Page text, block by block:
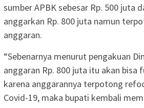
sumber APBK sebesar Rp. 500 juta
anggarkan Rp. 800 juta namun
anggaran.
“Sebenarnya menurut pengakuan
anggaran Rp. 800 juta itu akan bisa
karena anggarannya terpotong
Covid-19, maka bupati kembali